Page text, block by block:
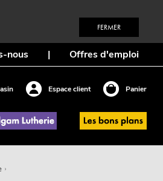
FERMER
nous | Offres d'emploi
Espace client Panier